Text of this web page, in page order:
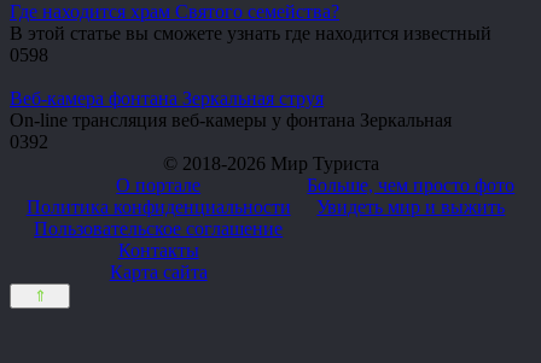
Где находится храм Святого семейства?
В этой статье вы сможете узнать где находится известный
0598
Веб-камера фонтана Зеркальная струя
On-line трансляция веб-камеры у фонтана Зеркальная
0392
© 2018-2026 Мир Туриста
О портале
Политика конфиденциальности
Пользовательское соглашение
Контакты
Карта сайта
Больше, чем просто фото
Увидеть мир и выжить